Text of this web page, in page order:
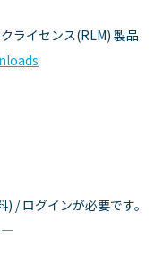
ライセンス(RLM) 製品
/ ログインが必要です。